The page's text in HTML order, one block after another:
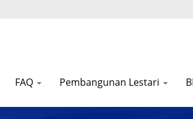
FAQ Pembangunan Lestari